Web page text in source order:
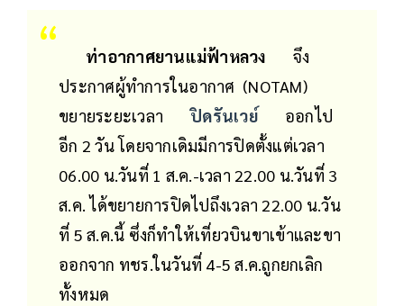
ท่าอากาศยานแม่ฟ้าหลวง
จึง
ประกาศผู้ทำการในอากาศ (NOTAM)
ขยายระยะเวลา
ปิดรันเวย์
ออกไป
อีก 2 วัน โดยจากเดิมมีการปิดตั้งแต่เวลา
06.00 น.วันที่ 1 ส.ค.-เวลา 22.00 น.วันที่ 3
ส.ค. ได้ขยายการปิดไปถึงเวลา 22.00 น.วัน
ที่ 5 ส.ค.นี้ ซึ่งก็ทำให้เที่ยวบินขาเข้าและขา
ออกจาก ทชร.ในวันที่ 4-5 ส.ค.ถูกยกเลิก
ทั้งหมด